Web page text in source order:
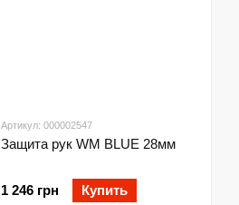
Артикул: 000002547
Защита рук WM BLUE 28мм
1 246 грн Купить